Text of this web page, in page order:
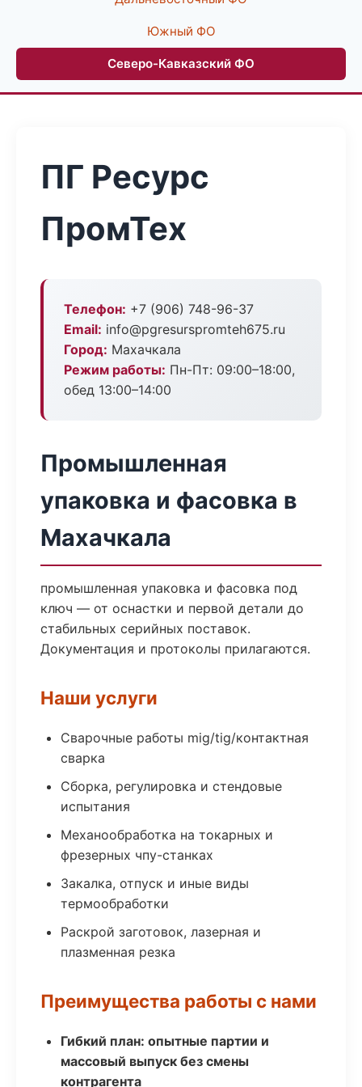
Южный ФО
Северо-Кавказский ФО
ПГ Ресурс
ПромТех
Телефон: +7 (906) 748-96-37
Email: info@pgresurspromteh675.ru
Город: Махачкала
Режим работы: Пн-Пт: 09:00–18:00,
обед 13:00–14:00
Промышленная
упаковка и фасовка в
Махачкала
промышленная упаковка и фасовка под
ключ — от оснастки и первой детали до
стабильных серийных поставок.
Документация и протоколы прилагаются.
Наши услуги
Сварочные работы mig/tig/контактная
сварка
Сборка, регулировка и стендовые
испытания
Механообработка на токарных и
фрезерных чпу-станках
Закалка, отпуск и иные виды
термообработки
Раскрой заготовок, лазерная и
плазменная резка
Преимущества работы с нами
Гибкий план: опытные партии и
массовый выпуск без смены
контрагента